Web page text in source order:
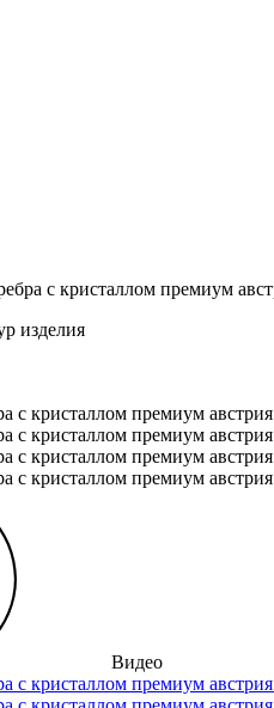
с кристаллом премиум
изделия
Видео